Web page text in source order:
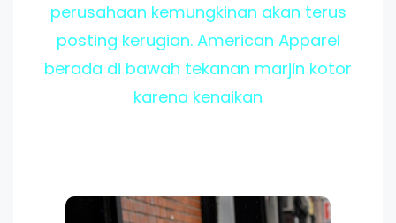
perusahaan kemungkinan akan terus
posting kerugian. American Apparel
berada di bawah tekanan marjin kotor
karena kenaikan